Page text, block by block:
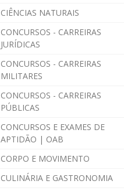
CIÊNCIAS NATURAIS
CONCURSOS - CARREIRAS
JURÍDICAS
CONCURSOS - CARREIRAS
MILITARES
CONCURSOS - CARREIRAS
PÚBLICAS
CONCURSOS E EXAMES DE
APTIDÃO | OAB
CORPO E MOVIMENTO
CULINÁRIA E GASTRONOMIA